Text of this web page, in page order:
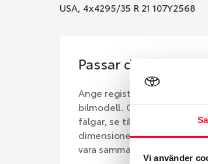
Vi använder
USA, 4x4295/35 R 21 107Y2568
Passar detta däck
Ange registreringsnummer
bilmodell. Om du köper
fälgar, se till att kolla en
dimensioner. Ibland kan
vara samma dimension som